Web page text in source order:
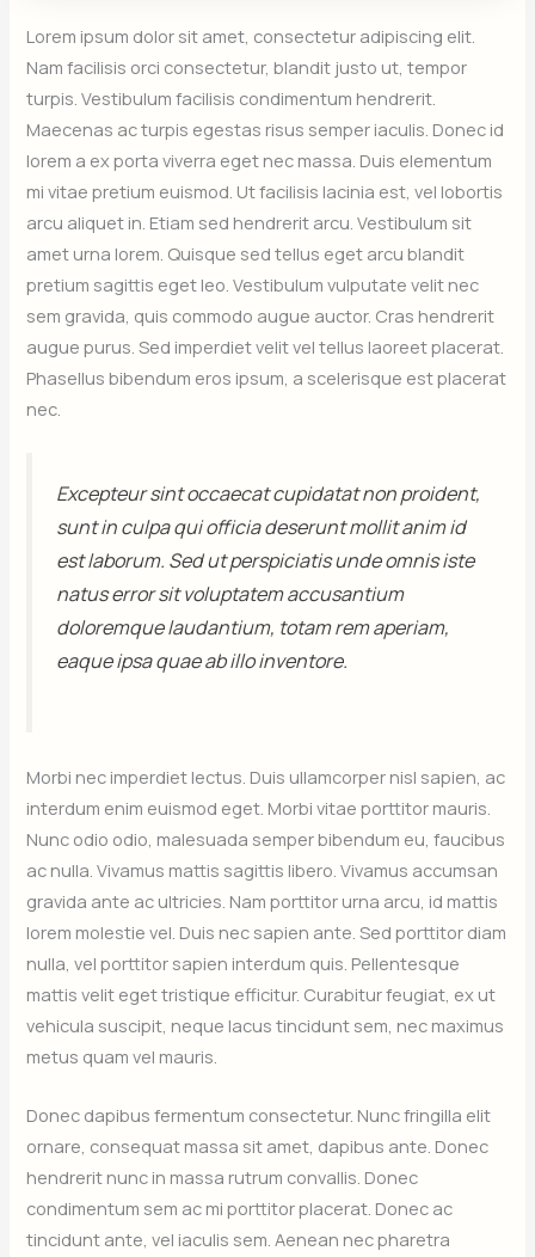
Lorem ipsum dolor sit amet, consectetur adipiscing elit.
Nam facilisis orci consectetur, blandit justo ut, tempor
turpis. Vestibulum facilisis condimentum hendrerit.
Maecenas ac turpis egestas risus semper iaculis. Donec id
lorem a ex porta viverra eget nec massa. Duis elementum
mi vitae pretium euismod. Ut facilisis lacinia est, vel lobortis
arcu aliquet in. Etiam sed hendrerit arcu. Vestibulum sit
amet urna lorem. Quisque sed tellus eget arcu blandit
pretium sagittis eget leo. Vestibulum vulputate velit nec
sem gravida, quis commodo augue auctor. Cras hendrerit
augue purus. Sed imperdiet velit vel tellus laoreet placerat.
Phasellus bibendum eros ipsum, a scelerisque est placerat
nec.
Excepteur sint occaecat cupidatat non proident,
sunt in culpa qui officia deserunt mollit anim id
est laborum. Sed ut perspiciatis unde omnis iste
natus error sit voluptatem accusantium
doloremque laudantium, totam rem aperiam,
eaque ipsa quae ab illo inventore.
Morbi nec imperdiet lectus. Duis ullamcorper nisl sapien, ac
interdum enim euismod eget. Morbi vitae porttitor mauris.
Nunc odio odio, malesuada semper bibendum eu, faucibus
ac nulla. Vivamus mattis sagittis libero. Vivamus accumsan
gravida ante ac ultricies. Nam porttitor urna arcu, id mattis
lorem molestie vel. Duis nec sapien ante. Sed porttitor diam
nulla, vel porttitor sapien interdum quis. Pellentesque
mattis velit eget tristique efficitur. Curabitur feugiat, ex ut
vehicula suscipit, neque lacus tincidunt sem, nec maximus
metus quam vel mauris.
Donec dapibus fermentum consectetur. Nunc fringilla elit
ornare, consequat massa sit amet, dapibus ante. Donec
hendrerit nunc in massa rutrum convallis. Donec
condimentum sem ac mi porttitor placerat. Donec ac
tincidunt ante, vel iaculis sem. Aenean nec pharetra